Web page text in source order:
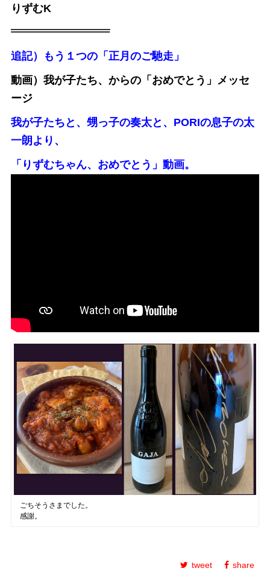
りずむK
追記）もう１つの「正月のご馳走」
動画）我が子たち、からの「おめでとう」メッセ
ージ
我が子たちと、甥っ子の奏太と、PORIの息子の太
一朗より、
「りずむちゃん、おめでとう」動画。
ごちそうさまでした。
感謝。
tweet share